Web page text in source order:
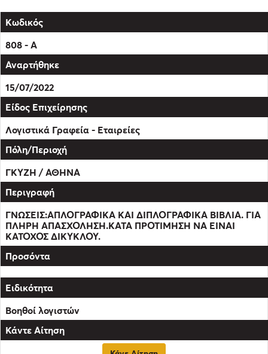
808 - Α
15/07/2022
Λογιστικά Γραφεία - Εταιρείες
ΓΚΥΖΗ / ΑΘΗΝΑ
ΓΝΩΣΕΙΣ:ΑΠΛΟΓΡΑΦΙΚΑ ΚΑΙ ΔΙΠΛΟΓΡΑΦΙΚΑ ΒΙΒΛΙΑ. ΓΙΑ
ΠΛΗΡΗ ΑΠΑΣΧΟΛΗΣΗ.ΚΑΤΑ ΠΡΟΤΙΜΗΣΗ ΝΑ ΕΙΝΑΙ
ΚΑΤΟΧΟΣ ΔΙΚΥΚΛΟΥ.
Βοηθοί λογιστών